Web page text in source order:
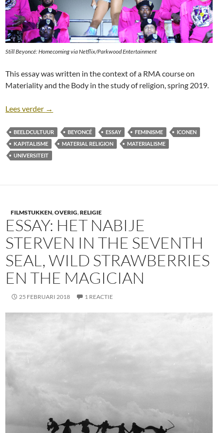
Still Beyoncé: Homecoming via Netflix/Parkwood Entertainment
This essay was written in the context of a RMA course on
Materiality and the Body in the study of religion, spring 2019.
Lees verder Beyoncé: Iconic Power in the Human Realm [Essay]
→
BEELDCULTUUR BEYONCÉ ESSAY FEMINISME
ICONEN
KAPITALISME
MATERIAL RELIGION
MATERIALISME
UNIVERSITEIT
FILMSTUKKEN,OVERIG,RELIGIE
ESSAY: HET NABIJE
STERVEN IN THE SEVENTH
SEAL, WILD STRAWBERRIES
EN THE MAGICIAN
25 FEBRUARI 2018 1 REACTIE